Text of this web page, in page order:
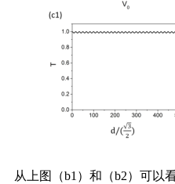
从上图（b1）和（b2）可以